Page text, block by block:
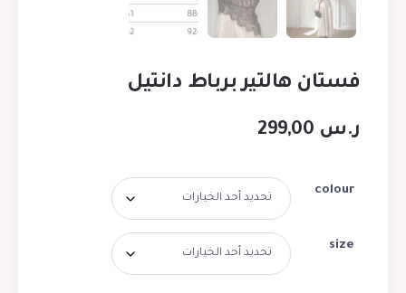
فستان هالتير برباط دانتيل
ر.س
colour
size